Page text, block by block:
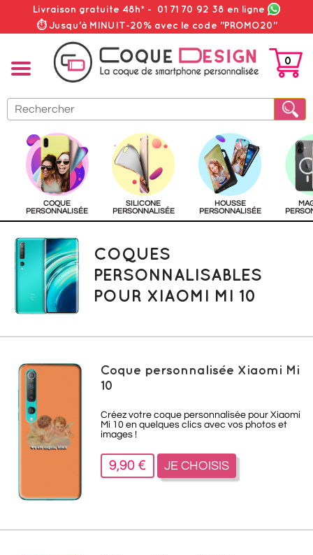
Livraison gratuite 48h* - 01 71 70 92 38 en ligne
⏱ Jusqu'à MINUIT-20% avec le code "PROMO20"
PANIER
0
COQUE
PERSONNALISÉE
SILICONE
PERSONNALISÉE
HOUSSE
PERSONNALISÉE
COQUES
PERSONNALISABLES
POUR XIAOMI MI 10
Coque personnalisée Xiaomi Mi
10
Créez votre coque personnalisée pour Xiaomi
Mi 10 en quelques clics avec vos photos et
images !
9,90 € JE CHOISIS